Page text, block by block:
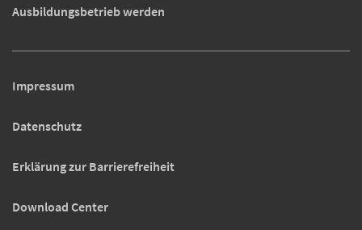
Ausbildungsbetrieb werden
Impressum
Datenschutz
Erklärung zur Barrierefreiheit
Download Center